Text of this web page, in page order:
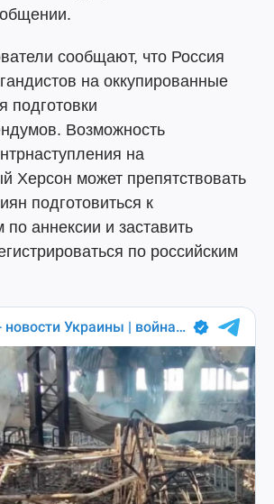
сообщают, что Россия
на оккупированные
подготовки
Возможность
на
Херсон может препятствовать
подготовиться к
аннексии и заставить
по российским